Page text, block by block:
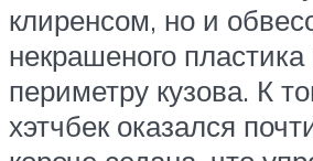
клиренсом, но и
некрашеного пластика
периметру кузова. К
хэтчбек оказался